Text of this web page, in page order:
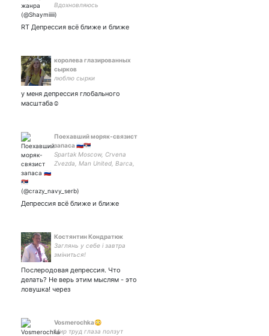
Вдохновляюсь
НэкстДженом ❤️🎾
амбассадор андэрдогов в
твиттэре 🤞🔥🙏🚀
RT Депрессия всё ближе и ближе
королева глазированных
сырков
люблю сырки
у меня депрессия глобального
масштаба☺
Поехавший моряк-связист
запаса 🇷🇺🇷🇸
Spartak Moscow, Crvena
Zvezda, Man United, Barca,
Serbian-speaking.
Депрессия всё ближе и ближе
Костянтин Кондратюк
Заглянь у себе і завтра
зміниться!
Послеродовая депрессия. Что
делать? Не верь этим мыслям - это
ловушка! через
Vosmerochka😳
Мир труд глаза ползут